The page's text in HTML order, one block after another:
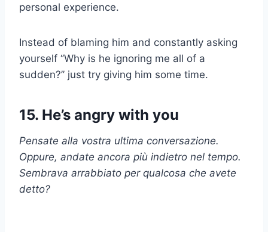
personal experience.
Instead of blaming him and constantly asking
yourself ‘’Why is he ignoring me all of a
sudden?’’ just try giving him some time.
15. He’s angry with you
Pensate alla vostra ultima conversazione.
Oppure, andate ancora più indietro nel tempo.
Sembrava arrabbiato per qualcosa che avete
detto?